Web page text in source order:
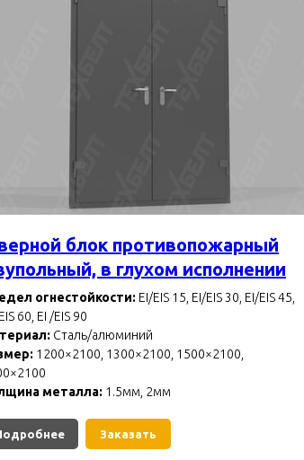
блок противопожарный
в глухом исполнении
огнестойкости: EI/EIS 15, EI/EIS 30, EI/EIS 45,
60, EI /EIS 90
Сталь/алюминий
1200×2100, 1300×2100, 1500×2100,
металла: 1.5мм, 2мм
Заказать